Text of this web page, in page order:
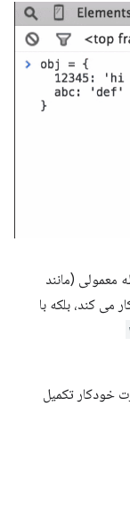
معمولی (مانند
می کند، بلکه با
خودکار تکمیل